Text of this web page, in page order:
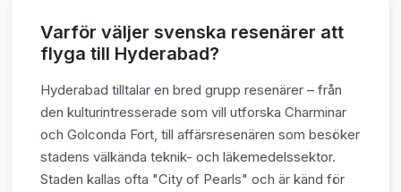
Varför väljer svenska resenärer att
flyga till Hyderabad?
Hyderabad tilltalar en bred grupp resenärer – från
den kulturintresserade som vill utforska Charminar
och Golconda Fort, till affärsresenären som besöker
stadens välkända teknik- och läkemedelssektor.
Staden kallas ofta "City of Pearls" och är känd för